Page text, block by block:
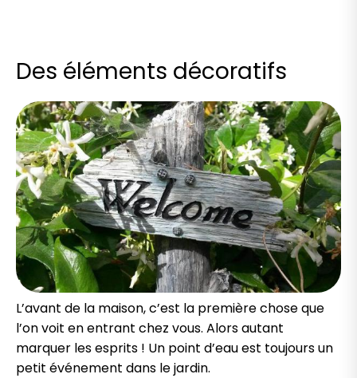
Des éléments décoratifs
L’avant de la maison, c’est la première chose que
l’on voit en entrant chez vous. Alors autant
marquer les esprits ! Un point d’eau est toujours un
petit événement dans le jardin.